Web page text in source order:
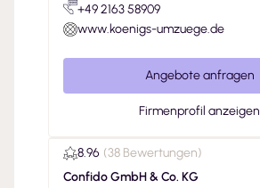
+49 2163 58909
www.koenigs-umzuege.de
Angebote anfragen
Firmenprofil anzeigen
8.96 (38 Bewertungen)
Confido GmbH & Co. KG